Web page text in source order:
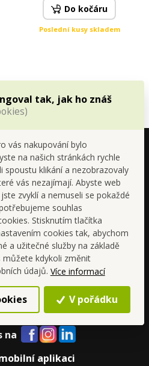
tak, jak ho znáš
vás nakupování bylo
na našich stránkách rychle
spoustu klikání a nezobrazovaly
vás nezajímají. Abyste web
zvyklí a nemuseli se pokaždé
souhlas
Stisknutím tlačítka
cookies tak, abychom
a užitečné služby na základě
můžete kdykoli změnit
údajů. Více informací
V pořádku
Do kočáru
Poslední kusy skladem
s Dedrou
499 599 577
na
aplikaci